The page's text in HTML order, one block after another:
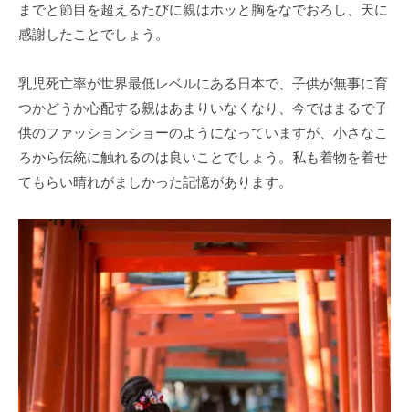
までと節目を超えるたびに親はホッと胸をなでおろし、天に
感謝したことでしょう。
乳児死亡率が世界最低レベルにある日本で、子供が無事に育
つかどうか心配する親はあまりいなくなり、今ではまるで子
供のファッションショーのようになっていますが、小さなこ
ろから伝統に触れるのは良いことでしょう。私も着物を着せ
てもらい晴れがましかった記憶があります。